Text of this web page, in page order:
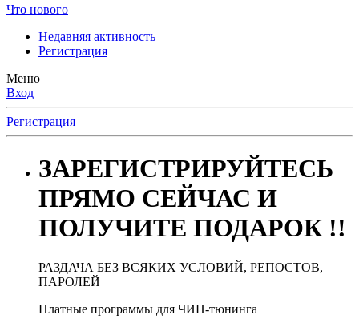
Что нового
Недавняя активность
Регистрация
Меню
Вход
Регистрация
ЗАРЕГИСТРИРУЙТЕСЬ
ПРЯМО СЕЙЧАС И
ПОЛУЧИТЕ ПОДАРОК !!
РАЗДАЧА БЕЗ ВСЯКИХ УСЛОВИЙ, РЕПОСТОВ,
ПАРОЛЕЙ
Платные программы для ЧИП-тюнинга